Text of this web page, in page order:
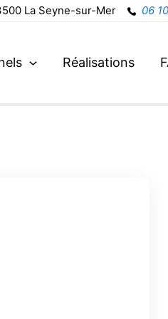
La Seyne-sur-Mer 06
Réalisations